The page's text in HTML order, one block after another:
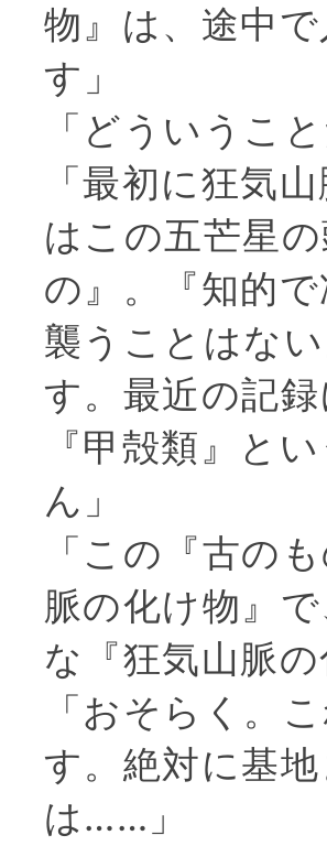
物』は、途中
す」
「どういうこ
「最初に狂気
はこの五芒星
の』。『知的
襲うことはな
す。最近の記
『甲殻類』と
ん」
「この『古の
脈の化け物』
な『狂気山脈
「おそらく。
す。絶対に基
は……」